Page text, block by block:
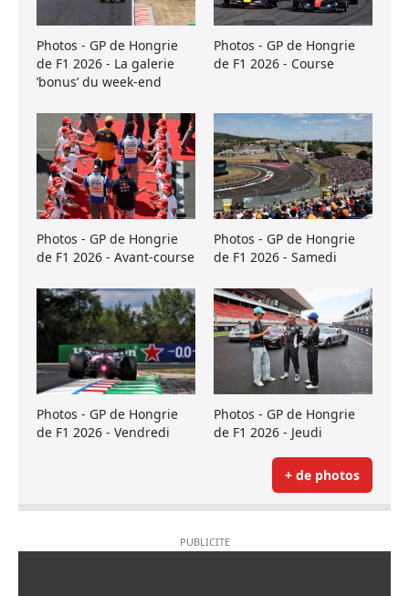
Photos - GP de Hongrie
de F1 2026 - La galerie
’bonus’ du week-end
Photos - GP de Hongrie
de F1 2026 - Course
Photos - GP de Hongrie
de F1 2026 - Avant-course
Photos - GP de Hongrie
de F1 2026 - Samedi
Photos - GP de Hongrie
de F1 2026 - Vendredi
Photos - GP de Hongrie
de F1 2026 - Jeudi
+ de photos